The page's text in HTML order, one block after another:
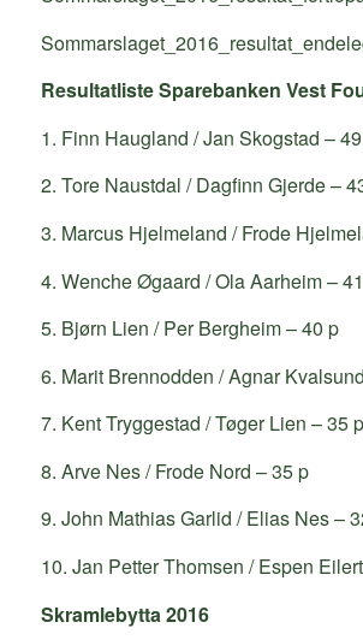
Resultatliste Sparebanken Vest
1. Finn Haugland / Jan Skogstad –
2. Tore Naustdal / Dagfinn Gjerde –
3. Marcus Hjelmeland / Frode
4. Wenche Øgaard / Ola Aarheim –
5. Bjørn Lien / Per Bergheim – 40 p
6. Marit Brennodden / Agnar
7. Kent Tryggestad / Tøger Lien – 35 p
8. Arve Nes / Frode Nord – 35 p
9. John Mathias Garlid / Elias Nes –
10. Jan Petter Thomsen / Espen
Skramlebytta 2016